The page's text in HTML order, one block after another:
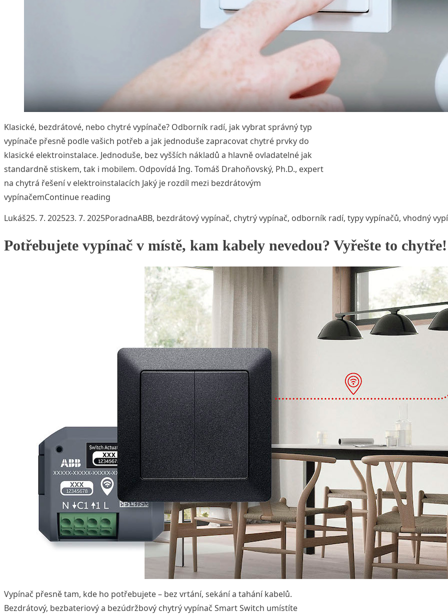
Klasické, bezdrátové, nebo chytré vypínače? Odborník radí, jak vybrat správný typ
vypínače přesně podle vašich potřeb a jak jednoduše zapracovat chytré prvky do
klasické elektroinstalace. Jednoduše, bez vyšších nákladů a hlavně ovladatelné jak
standardně stiskem, tak i mobilem. Odpovídá Ing. Tomáš Drahoňovský, Ph.D., expert
na chytrá řešení v elektroinstalacích Jaký je rozdíl mezi bezdrátovým
vypínačemContinue reading
Posted by
Lukáš25. 7. 202523. 7. 2025Posted in
PoradnaTags:
ABB, bezdrátový vypínač, chytrý vypínač, odborník radí, typy vypínačů, vhodný
Potřebujete vypínač v místě, kam kabely nevedou? Vyřešte to chytře!
Vypínač přesně tam, kde ho potřebujete – bez vrtání, sekání a tahání kabelů.
Bezdrátový, bezbateriový a bezúdržbový chytrý vypínač Smart Switch umístíte